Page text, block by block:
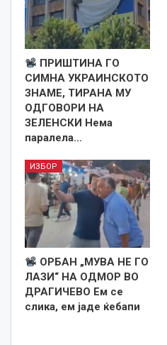
ПРИШТИНА ГО
СИМНА УКРАИНСКОТО
ЗНАМЕ, ТИРАНА МУ
ОДГОВОРИ НА
ЗЕЛЕНСКИ Нема
паралела…
ИЗБОР
ОРБАН „МУВА НЕ ГО
ЛАЗИ“ НА ОДМОР ВО
ДРАГИЧЕВО Ем се
слика, ем јаде ќебапи